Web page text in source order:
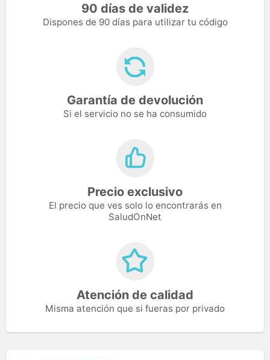
90 días de validez
Dispones de 90 días para utilizar tu código
Garantía de devolución
Si el servicio no se ha consumido
Precio exclusivo
El precio que ves solo lo encontrarás en
SaludOnNet
Atención de calidad
Misma atención que si fueras por privado